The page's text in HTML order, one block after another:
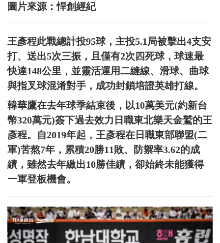
圖片來源：悍創經紀
王彥程此戰總計投95球，主投5.1局被擊出4支安
打、送出5次三振，且僅有2次四死球，球速最
快達148公里，並靈活運用二縫線、滑球、曲球
與指叉球混淆對手，成功封鎖培證英雄打線。
韓華鷹在去年球季結束後，以10萬美元(約新台
幣320萬元)簽下過去效力日職東北樂天金鷲的王
彥程。自2019年起，王彥程在日職東部聯盟(二
軍)苦熬7年，累積20勝11敗、防禦率3.62的成
績，雖然去年繳出10勝佳績，卻始終未能獲得
一軍登板機會。